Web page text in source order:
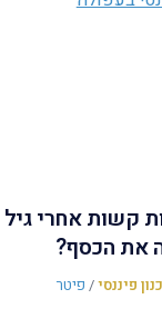
את הכסף?
פיננסי/ פיטר